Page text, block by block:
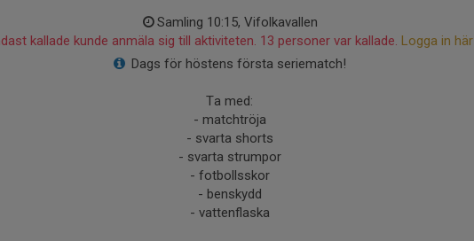
Samling 10:15, Vifolkavallen
kallade kunde anmäla sig till aktiviteten. 13 personer var kallade. Logga in här
Dags för höstens första seriematch!
Ta med:
- matchtröja
- svarta shorts
- svarta strumpor
- fotbollsskor
- benskydd
- vattenflaska